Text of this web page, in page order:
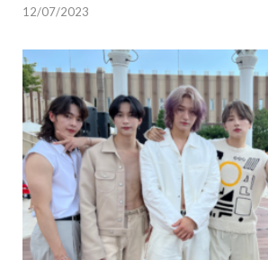
12/07/2023